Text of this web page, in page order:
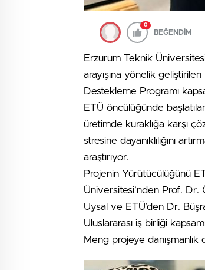
0
BEĞENDİM
Erzurum Teknik
arayışına yönelik
Destekleme Programı
ETÜ öncülüğünde
üretimde kuraklığa karşı
stresine dayanıklılığını
araştırıyor.
Projenin Yürütücülüğünü
Üniversitesi’nden Prof. Dr.
Uysal ve ETÜ’den Dr.
Uluslararası iş birliği
Meng projeye danışmanlık